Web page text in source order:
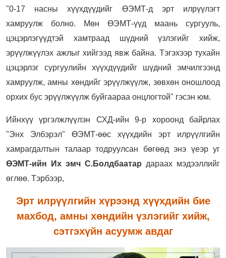
"0-17 насны хүүхдүүдийг ӨЭМТ-д эрт илрүүлэгт
хамруулж болно. Мөн ӨЭМТ-үүд маань сургууль,
цэцэрлэгүүдтэй хамтраад шүдний үзлэгийг хийж,
эрүүлжүүлэх ажлыг хийгээд явж байна. Тэгэхээр тухайн
цэцэрлэг сургуулийн хүүхдүүдийг шүдний эмчилгээнд
хамруулж, амны хөндийг эрүүлжүүлж, зөвхөн оношлоод
орхих бус эрүүлжүүлж буйгаараа онцлогтой" гэсэн юм.
Ийнхүү үргэлжлүүлэн СХД-ийн 9-р хороонд байрлах
"Энх Элбэрэл" ӨЭМТ-өөс хүүхдийн эрт илрүүлгийн
хамрагдалтын талаар тодруулсан бөгөөд энэ үеэр уг
ӨЭМТ-ийн Их эмч С.Болдбаатар дараах мэдээллийг
өглөө. Тэрбээр,
Эрт илрүүлгийн хүрээнд хүүхдийн бие
махбод, амны хөндийн үзлэгийг хийж,
сэтгэхүйн асуумж авдаг